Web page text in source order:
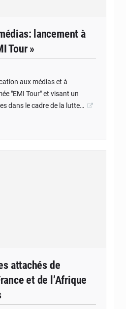
lancement à
Tour »
aux médias et à
"EMI Tour" et visant un
dans le cadre de la lutte…
attachés de
et de l’Afrique